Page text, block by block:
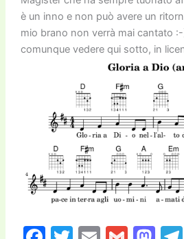
è un inno e non può avere un
mio brano non verrà mai cantato
comunque vedere qui sotto, in